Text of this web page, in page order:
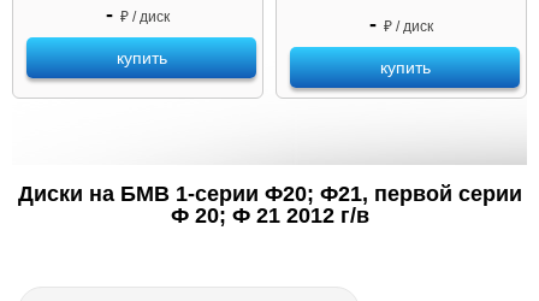
- ₽ / диск
купить
- ₽ / диск
купить
Диски на БМВ 1-серии Ф20; Ф21, первой серии
Ф 20; Ф 21 2012 г/в